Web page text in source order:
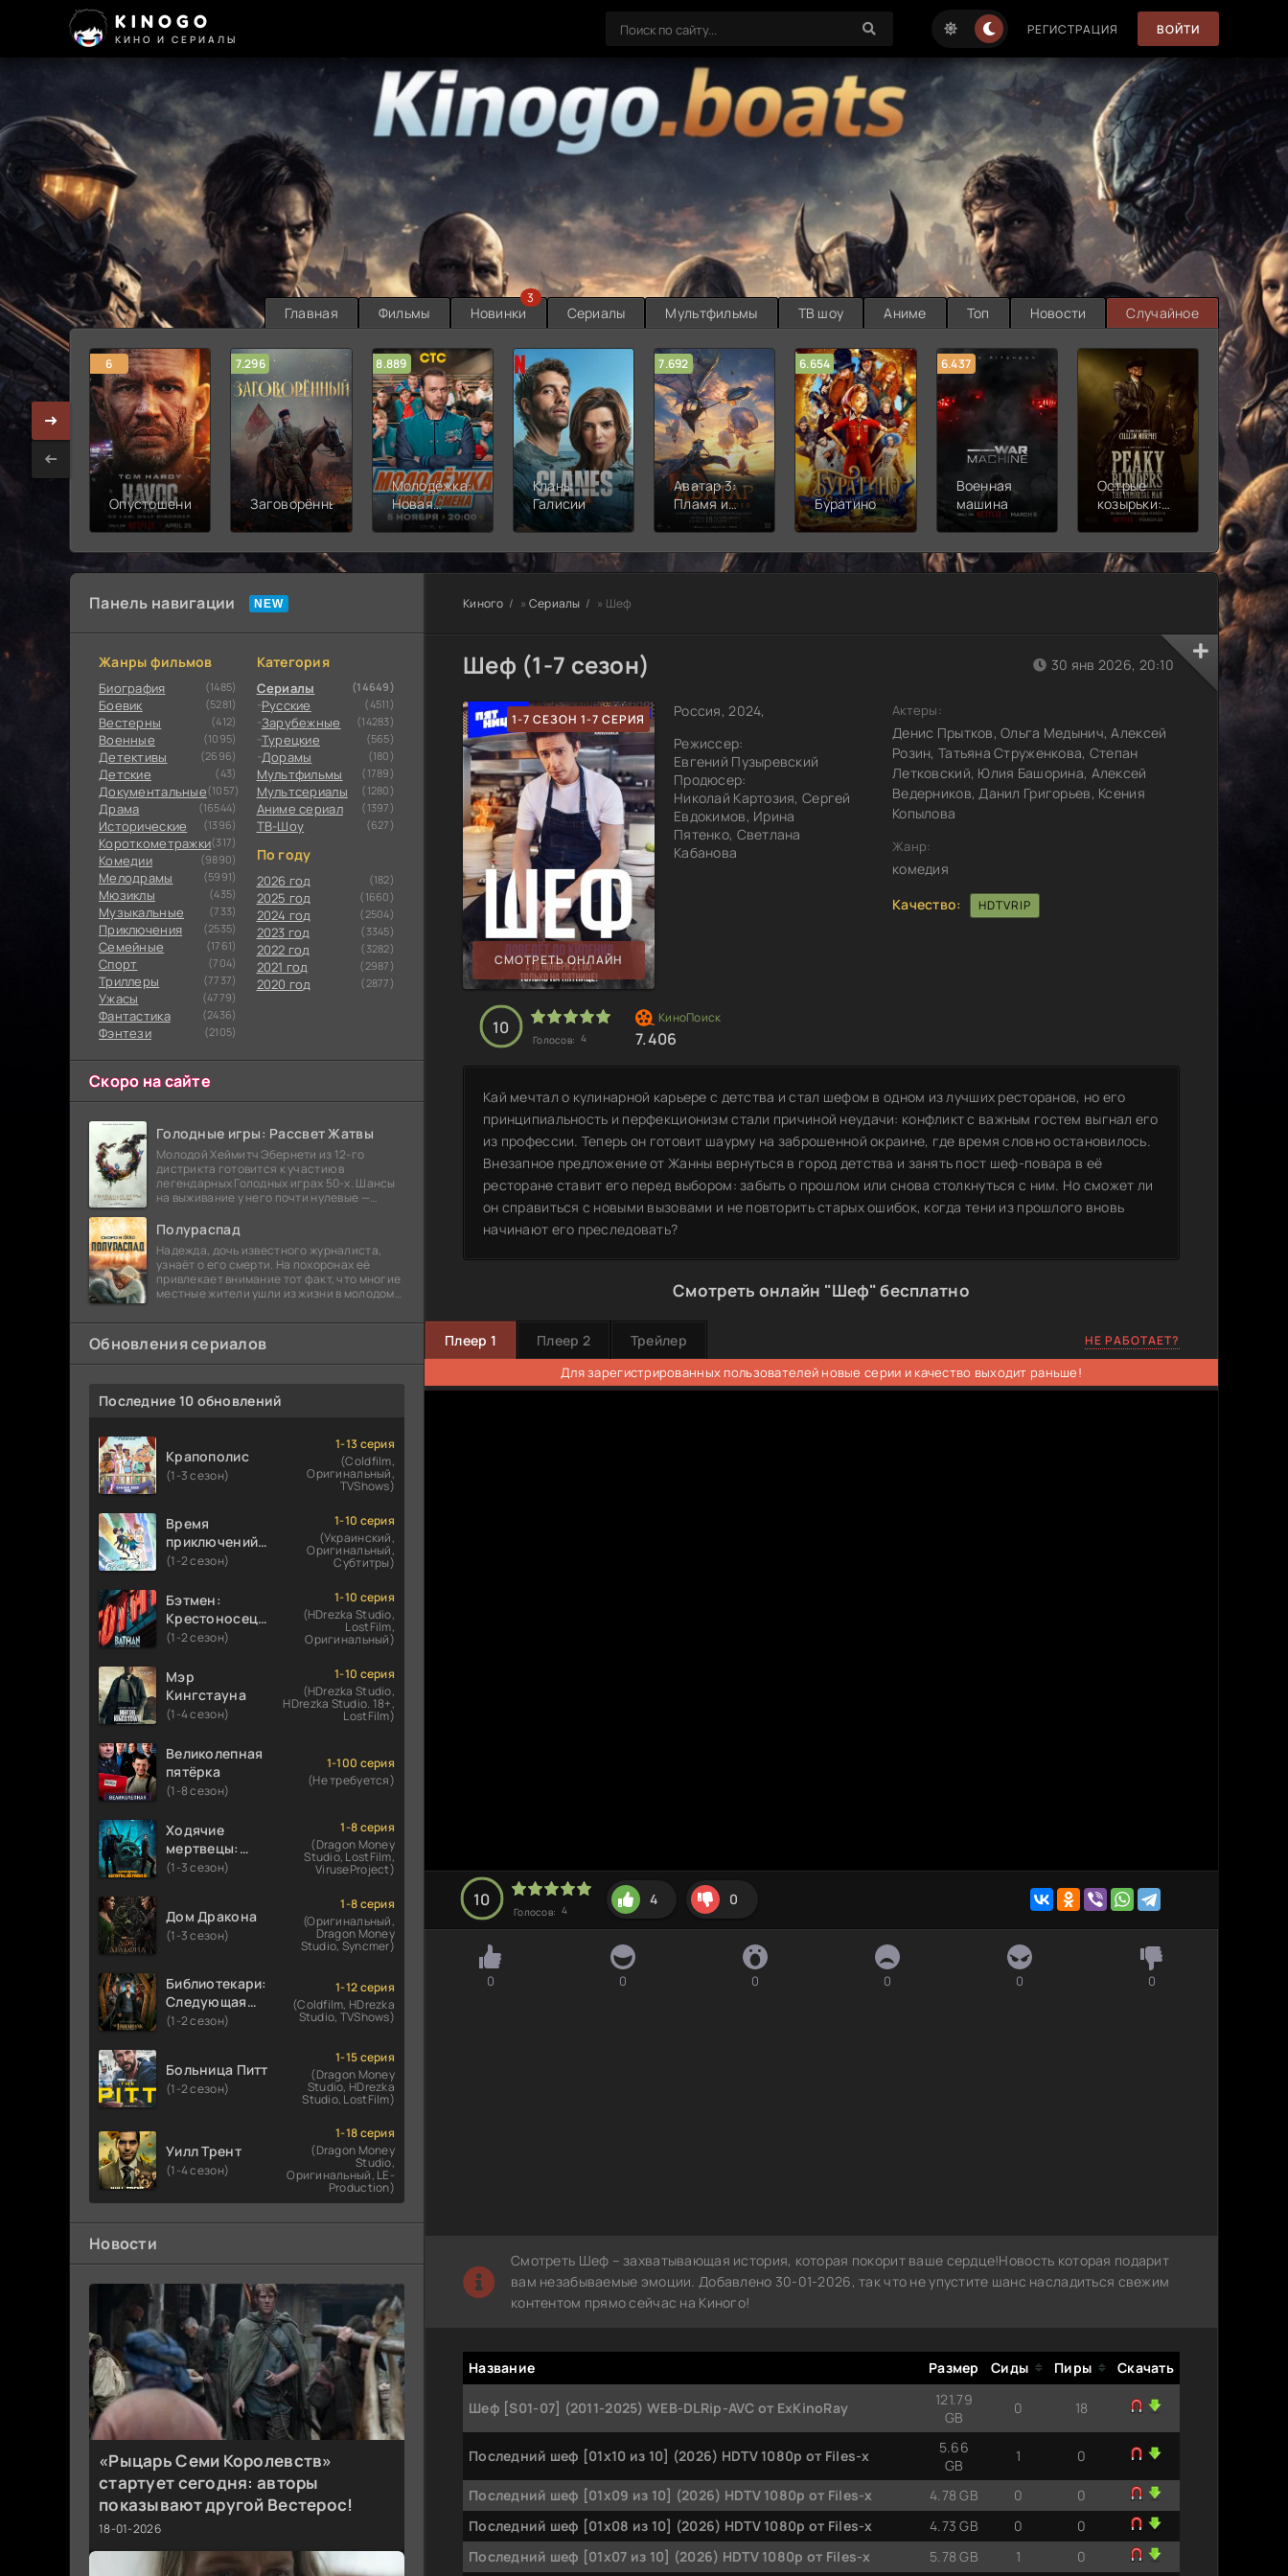
KINOGO
КИНО И СЕРИАЛЫ
РЕГИСТРАЦИЯ ВОЙТИ
Главная Фильмы Новинки
3
Сериалы Мультфильмы ТВ шоу Аниме Топ Новости Случайное
6
Опустошение
7.296
Заговорённый
8.889
Молодёжка:
Новая
смена
Кланы
Галисии
7.692
Аватар 3:
Пламя и
пепел
6.654
Буратино
6.437
Военная
машина
Острые
козырьки:
Бессмертный
7.187
2
Панель навигации
Жанры фильмов
Биография (1485)
Боевик (5281)
Вестерны (412)
Военные (1095)
Детективы (2696)
Детские (43)
Документальные(1057)
Драма (16544)
Исторические (1396)
Короткометражки(317)
Комедии (9890)
Мелодрамы (5991)
Мюзиклы (435)
Музыкальные (733)
Приключения (2535)
Семейные (1761)
Cпорт (704)
Триллеры (7737)
Ужасы (4779)
Фантастика (2436)
Фэнтези (2105)
Категория
Сериалы (14649)
Русские (4511)
Зарубежные (14283)
Турецкие (565)
Дорамы (180)
Мультфильмы (1789)
Мультсериалы (1280)
Аниме сериал (1397)
ТВ-Шоу (627)
По году
2026 год (182)
2025 год (1660)
2024 год (2504)
2023 год (3345)
2022 год (3282)
2021 год (2987)
2020 год (2877)
Скоро на сайте
Голодные игры: Рассвет Жатвы
Молодой Хеймитч Эбернети из 12-го
дистрикта готовится к участию в
легендарных Голодных играх 50-х. Шансы
на выживание у него почти нулевые —
победу еще сорок
Полураспад
Надежда, дочь известного журналиста,
узнаёт о его смерти. На похоронах её
привлекает внимание тот факт, что многие
местные жители ушли из жизни в молодом
бомбы
Обновления сериалов
Последние 10 обновлений
Крапополис
(1-3 сезон)
1-13 серия
(Coldfilm,
Оригинальный,
TVShows)
Время
приключений:
Фионна и Кейк
(1-2 сезон)
1-10 серия
(Украинский,
Оригинальный,
Субтитры)
Бэтмен:
Крестоносец в
плаще
(1-2 сезон)
1-10 серия
(HDrezka Studio,
LostFilm,
Оригинальный)
Мэр
Кингстауна
(1-4 сезон)
1-10 серия
(HDrezka Studio,
HDrezka Studio. 18+,
LostFilm)
Великолепная
пятёрка
(1-8 сезон)
1-100 серия
(Не требуется)
Ходячие
мертвецы:
Мертвый
(1-3 сезон)
1-8 серия
(Dragon Money
Studio, LostFilm,
ViruseProject)
Дом Дракона
(1-3 сезон)
1-8 серия
(Оригинальный,
Dragon Money
Studio, Syncmer)
Библиотекари:
Следующая
глава
(1-2 сезон)
1-12 серия
(Coldfilm, HDrezka
Studio, TVShows)
Больница Питт
(1-2 сезон)
1-15 серия
(Dragon Money
Studio, HDrezka
Studio, LostFilm)
Уилл Трент
(1-4 сезон)
1-18 серия
(Dragon Money
Studio,
Оригинальный, LE-
Production)
Новости
«Рыцарь Семи Королевств»
стартует сегодня: авторы
показывают другой Вестерос!
18-01-2026
Киного » Сериалы » Шеф
Шеф (1-7 сезон)
1-7 СЕЗОН 1-7 СЕРИЯ
СМОТРЕТЬ ОНЛАЙН
Россия, 2024,
Режиссер:
Евгений Пузыревский
Продюсер:
Николай Картозия, Сергей
Евдокимов, Ирина
Пятенко, Светлана
Кабанова
30 янв 2026, 20:10
Актеры:
Денис Прытков, Ольга Медынич, Алексей
Розин, Татьяна Струженкова, Степан
Летковский, Юлия Башорина, Алексей
Ведерников, Данил Григорьев, Ксения
Копылова
Жанр:
комедия
Качество:
HDTVRIP
10
Голосов: 4 7.406
Кай мечтал о кулинарной карьере с детства и стал шефом в одном из лучших ресторанов, но его
принципиальность и перфекционизм стали причиной неудачи: конфликт с важным гостем выгнал его
из профессии. Теперь он готовит шаурму на заброшенной окраине, где время словно остановилось.
Внезапное предложение от Жанны вернуться в город детства и занять пост шеф-повара в её
ресторане ставит его перед выбором: забыть о прошлом или снова столкнуться с ним. Но сможет ли
он справиться с новыми вызовами и не повторить старых ошибок, когда тени из прошлого вновь
начинают его преследовать?
Смотреть онлайн "Шеф" бесплатно
Плеер 1 Плеер 2 Трейлер НЕ РАБОТАЕТ?
Для зарегистрированных пользователей новые серии и качество выходит раньше!
10
Голосов: 4
4 0
0 0 0 0 0 0
Смотреть Шеф – захватывающая история, которая покорит ваше сердце!Новость которая подарит
вам незабываемые эмоции. Добавлено 30-01-2026, так что не упустите шанс насладиться свежим
контентом прямо сейчас на Киного!
Название Размер Сиды Пиры Скачать
Шеф [S01-07] (2011-2025) WEB-DLRip-AVC от ExKinoRay
121.79
GB
0 18
Последний шеф [01x10 из 10] (2026) HDTV 1080р от Files-x
5.66
GB
1 0
Последний шеф [01x09 из 10] (2026) HDTV 1080р от Files-x 4.78 GB 0
0
Последний шеф [01x08 из 10] (2026) HDTV 1080р от Files-x
4.73 GB 0
0
Последний шеф [01x07 из 10] (2026) HDTV 1080р от Files-x
5.78 GB 1
0